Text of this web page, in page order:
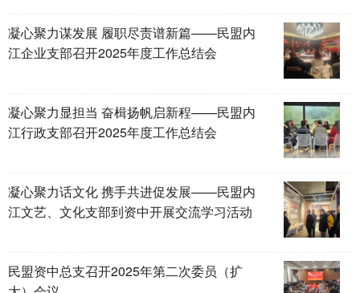
凝心聚力谋发展 履职尽责谱新篇——民盟内
江企业支部召开2025年度工作总结会
凝心聚力显担当 奋楫扬帆启新程——民盟内
江行政支部召开2025年度工作总结会
凝心聚力话文化 携手共进促发展——民盟内
江文艺、文化支部到资中开展交流学习活动
民盟资中总支召开2025年第二次委员（扩